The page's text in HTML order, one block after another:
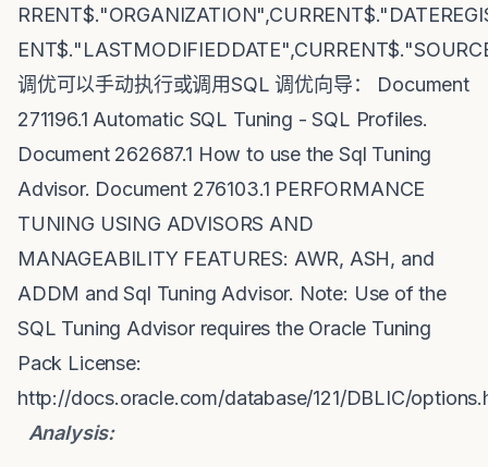
调优可以手动执行或调用SQL 调优向导： Document
271196.1 Automatic SQL Tuning - SQL Profiles.
Document 262687.1 How to use the Sql Tuning
Advisor. Document 276103.1 PERFORMANCE
TUNING USING ADVISORS AND
MANAGEABILITY FEATURES: AWR, ASH, and
ADDM and Sql Tuning Advisor. Note: Use of the
SQL Tuning Advisor requires the Oracle Tuning
Pack License:
http://docs.oracle.com/database/121/DBLIC/
Analysis: